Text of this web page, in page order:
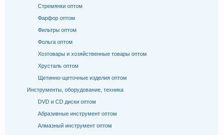
Стремянки оптом
Фарфор оптом
Фильтры оптом
Фольга оптом
Хозтовары и хозяйственные товары оптом
Хрусталь оптом
Щетинно-щеточные изделия оптом
Инструменты, оборудование, техника
DVD и CD диски оптом
Абразивные инструмент оптом
Алмазный инструмент оптом